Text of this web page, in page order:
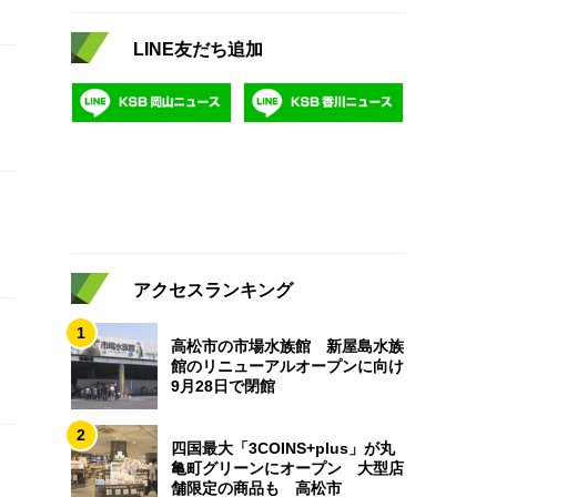
LINE友だち追加
アクセスランキング
1
高松市の市場水族館 新屋島水族
館のリニューアルオープンに向け
9月28日で閉館
2
四国最大「3COINS+plus」が丸
亀町グリーンにオープン 大型店
舗限定の商品も 高松市